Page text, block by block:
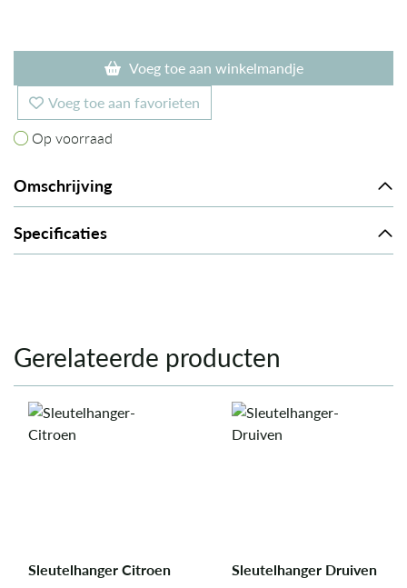
Voeg toe aan winkelmandje
Voeg toe aan favorieten
Op voorraad
Op voorraad
Omschrijving
Specificaties
Gerelateerde producten
Sleutelhanger Citroen Sleutelhanger Druiven